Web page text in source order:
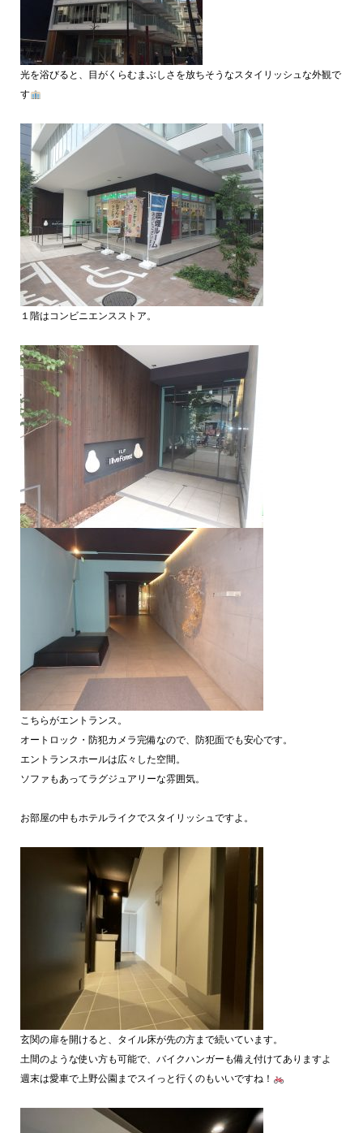
光を浴びると、目がくらむまぶしさを放ちそうなスタイリッシュな外観で
す
１階はコンビニエンスストア。
こちらがエントランス。
オートロック・防犯カメラ完備なので、防犯面でも安心です。
エントランスホールは広々した空間。
ソファもあってラグジュアリーな雰囲気。
お部屋の中もホテルライクでスタイリッシュですよ。
玄関の扉を開けると、タイル床が先の方まで続いています。
土間のような使い方も可能で、バイクハンガーも備え付けてありますよ
週末は愛車で上野公園までスイっと行くのもいいですね！